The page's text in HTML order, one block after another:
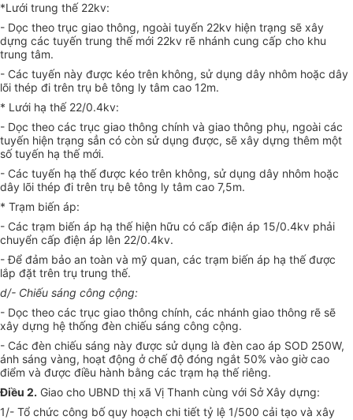
*Lưới trung thế 22kv:
- Dọc theo trục giao thông, ngoài tuyến 22kv hiện trạng sẽ xây
dựng các tuyến trung thế mới 22kv rẽ nhánh cung cấp cho khu
trung tâm.
- Các tuyến này được kéo trên không, sử dụng dây nhôm hoặc dây
lõi thép đi trên trụ bê tông ly tâm cao 12m.
* Lưới hạ thế 22/0.4kv:
- Dọc theo các trục giao thông chính và giao thông phụ, ngoài các
tuyến hiện trạng sẳn có còn sử dụng được, sẽ xây dựng thêm một
số tuyến hạ thế mới.
- Các tuyến hạ thế được kéo trên không, sử dụng dây nhôm hoặc
dây lõi thép đi trên trụ bê tông ly tâm cao 7,5m.
* Trạm biến áp:
- Các trạm biến áp hạ thế hiện hữu có cấp điện áp 15/0.4kv phải
chuyển cấp điện áp lên 22/0.4kv.
- Để đảm bảo an toàn và mỹ quan, các trạm biến áp hạ thế được
lắp đặt trên trụ trung thế.
d/- Chiếu sáng công cộng:
- Dọc theo các trục giao thông chính, các nhánh giao thông rẽ sẽ
xây dựng hệ thống đèn chiếu sáng công cộng.
- Các đèn chiếu sáng này được sử dụng là đèn cao áp SOD 250W,
ánh sáng vàng, hoạt động ở chế độ đóng ngắt 50% vào giờ cao
điểm và được điều hành bằng các trạm hạ thế riêng.
Điều 2. Giao cho UBND thị xã Vị Thanh cùng với Sở Xây dựng:
1/- Tổ chức công bố quy hoạch chi tiết tỷ lệ 1/500 cải tạo và xây